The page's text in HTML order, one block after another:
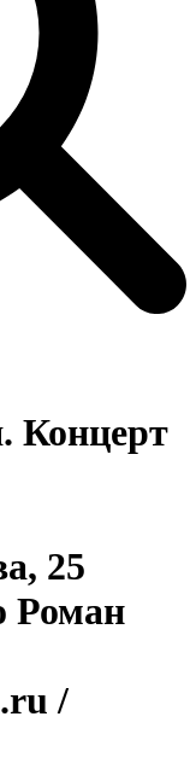
Концерт
25
Роман
/